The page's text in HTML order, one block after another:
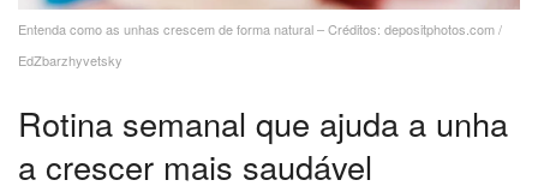
Entenda como as unhas crescem de forma natural – Créditos: depositphotos.com /
EdZbarzhyvetsky
Rotina semanal que ajuda a unha
a crescer mais saudável